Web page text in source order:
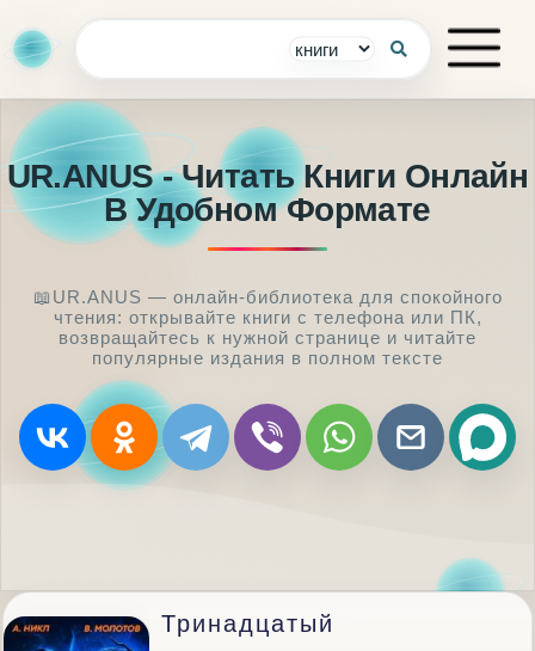
UR.ANUS - Читать Книги Онлайн
В Удобном Формате
📖UR.ANUS — онлайн-библиотека для спокойного
чтения: открывайте книги с телефона или ПК,
возвращайтесь к нужной странице и читайте
популярные издания в полном тексте
Тринадцатый